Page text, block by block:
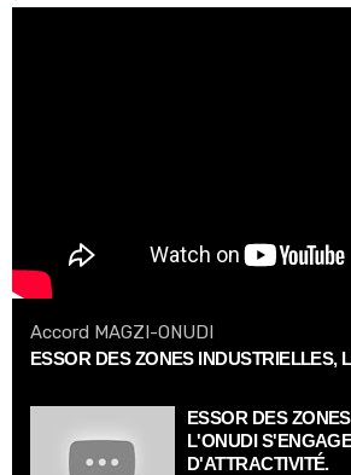
Accord MAGZI-ONUDI
ESSOR DES
L'ONUDI
D'ATTRACTIVITÉ.